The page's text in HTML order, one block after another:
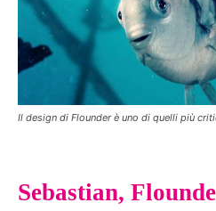
Il design di Flounder è uno di quelli più
Sebastian,